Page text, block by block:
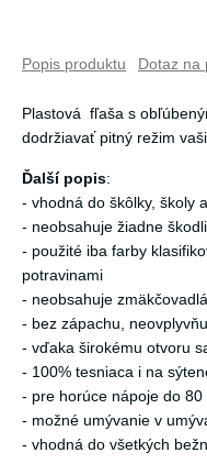
Popis produktu Dotaz na
Plastová fľaša s
dodržiavať pitný režim
Ďalší popis:
- vhodná do škôlky, školy
- neobsahuje žiadne
- použité iba farby
potravinami
- neobsahuje
- bez zápachu,
- vďaka širokému otvoru
- 100% tesniaca i na
- pre horúce nápoje do 80
- možné umývanie v
- vhodná do všetkých